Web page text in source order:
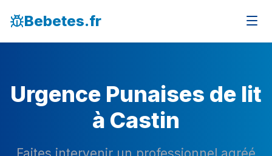
Bebetes.fr
Urgence Punaises de lit
à Castin